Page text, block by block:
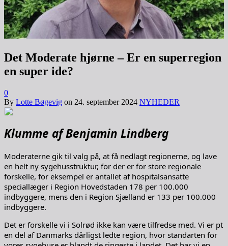
Det Moderate hjørne – Er en superregion
en super ide?
0
By Lotte Bøgevig on 24. september 2024 NYHEDER
Klumme af Benjamin Lindberg
Moderaterne gik til valg på, at få nedlagt regionerne, og lave
en helt ny sygehusstruktur, for der er for store regionale
forskelle, for eksempel er antallet af hospitalsansatte
speciallæger i Region Hovedstaden 178 per 100.000
indbyggere, mens den i Region Sjælland er 133 per 100.000
indbyggere.
Det er forskelle vi i Solrød ikke kan være tilfredse med. Vi er pt
en del af Danmarks dårligst ledte region, hvor standarten for